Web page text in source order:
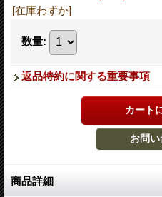
[在庫わずか]
数量:
返品特約に関する重要事項
商品詳細